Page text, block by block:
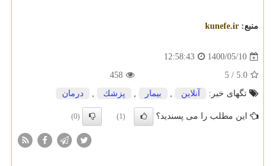
منبع: kunefe.ir
1400/05/10
12:58:43
5.0
/ 5
458
تگهای خبر:
آنلاین , بیمار , پزشك , درمان
این مطلب را می پسندید؟ (1)
(0)